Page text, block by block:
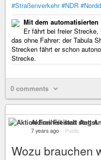
#Straßenverkehr #NDR
Mit dem
Er fährt bei freier
das ohne Fahrer: der Tabula
Strecken fährt er schon
Strecke.
0 comments
Aktion Freiheit statt
7 years ago – Public
Wozu brauchen